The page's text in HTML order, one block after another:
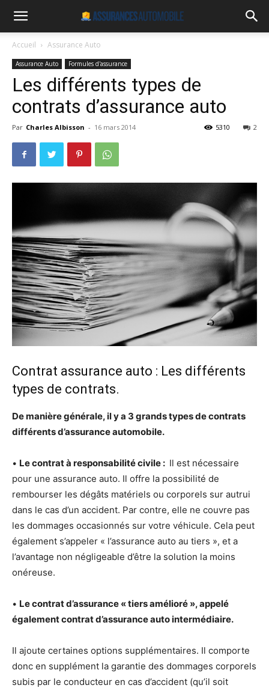
Accueil Assurance Auto
Assurance Auto Formules d'assurance
Les différents types de
contrats d’assurance auto
Par Charles Albisson - 16 mars 2014 2
5310
Contrat assurance auto : Les différents
types de contrats.
De manière générale, il y a 3 grands types de contrats
différents d’assurance automobile.
• Le contrat à responsabilité civile : Il est nécessaire
pour une assurance auto. Il offre la possibilité de
rembourser les dégâts matériels ou corporels sur autrui
dans le cas d’un accident. Par contre, elle ne couvre pas
les dommages occasionnés sur votre véhicule. Cela peut
également s’appeler « l’assurance auto au tiers », et a
l’avantage non négligeable d’être la solution la moins
onéreuse.
• Le contrat d’assurance « tiers amélioré », appelé
également contrat d’assurance auto intermédiaire.
Il ajoute certaines options supplémentaires. Il comporte
donc en supplément la garantie des dommages corporels
subis par le conducteur en cas d’accident (qu’il soit